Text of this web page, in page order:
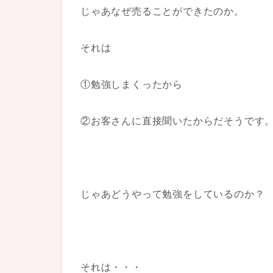
じゃあなぜ売ることができたのか。
それは
①勉強しまくったから
②お客さんに直接聞いたからだそうです
じゃあどうやって勉強をしているのか？
それは・・・